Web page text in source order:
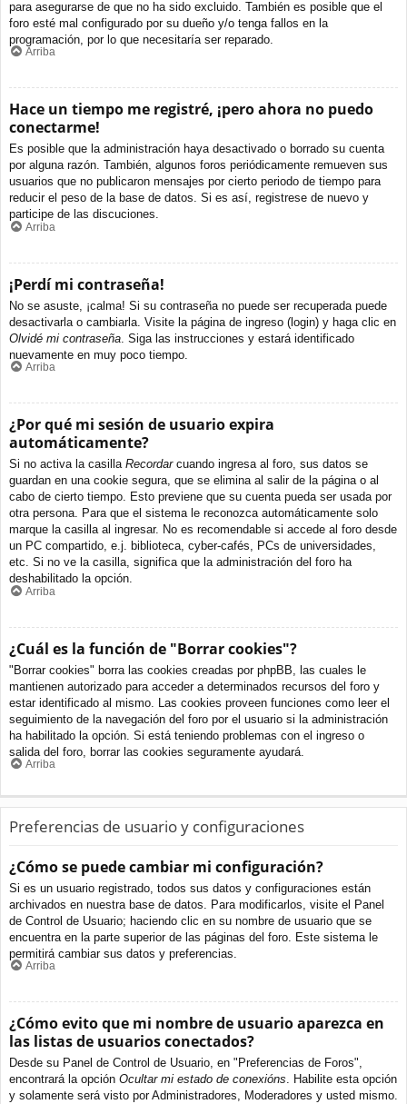
para asegurarse de que no ha sido excluido. También es posible que el
foro esté mal configurado por su dueño y/o tenga fallos en la
programación, por lo que necesitaría ser reparado.
Arriba
Hace un tiempo me registré, ¡pero ahora no puedo
conectarme!
Es posible que la administración haya desactivado o borrado su cuenta
por alguna razón. También, algunos foros periódicamente remueven sus
usuarios que no publicaron mensajes por cierto periodo de tiempo para
reducir el peso de la base de datos. Si es así, registrese de nuevo y
participe de las discuciones.
Arriba
¡Perdí mi contraseña!
No se asuste, ¡calma! Si su contraseña no puede ser recuperada puede
desactivarla o cambiarla. Visite la página de ingreso (login) y haga clic en
Olvidé mi contraseña . Siga las instrucciones y estará identificado
nuevamente en muy poco tiempo.
Arriba
¿Por qué mi sesión de usuario expira
automáticamente?
Si no activa la casilla Recordarcuando ingresa al foro, sus datos se
guardan en una cookie segura, que se elimina al salir de la página o al
cabo de cierto tiempo. Esto previene que su cuenta pueda ser usada por
otra persona. Para que el sistema le reconozca automáticamente solo
marque la casilla al ingresar. No es recomendable si accede al foro desde
un PC compartido, e.j. biblioteca, cyber-cafés, PCs de universidades,
etc. Si no ve la casilla, significa que la administración del foro ha
deshabilitado la opción.
Arriba
¿Cuál es la función de "Borrar cookies"?
"Borrar cookies" borra las cookies creadas por phpBB, las cuales le
mantienen autorizado para acceder a determinados recursos del foro y
estar identificado al mismo. Las cookies proveen funciones como leer el
seguimiento de la navegación del foro por el usuario si la administración
ha habilitado la opción. Si está teniendo problemas con el ingreso o
salida del foro, borrar las cookies seguramente ayudará.
Arriba
Preferencias de usuario y configuraciones
¿Cómo se puede cambiar mi configuración?
Si es un usuario registrado, todos sus datos y configuraciones están
archivados en nuestra base de datos. Para modificarlos, visite el Panel
de Control de Usuario; haciendo clic en su nombre de usuario que se
encuentra en la parte superior de las páginas del foro. Este sistema le
permitirá cambiar sus datos y preferencias.
Arriba
¿Cómo evito que mi nombre de usuario aparezca en
las listas de usuarios conectados?
Desde su Panel de Control de Usuario, en "Preferencias de Foros",
encontrará la opción Ocultar mi estado de conexións. Habilite esta opción
y solamente será visto por Administradores, Moderadores y usted mismo.